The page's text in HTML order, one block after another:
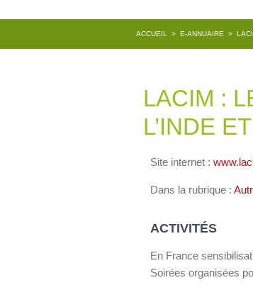
ACCUEIL > E-ANNUAIRE >
LACIM :
L’INDE
Site internet :
Dans la rubrique :
ACTIVITÉS
En France
Soirées organisées